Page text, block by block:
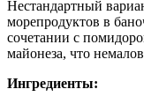
Нестандартный
морепродуктов в
сочетании с
майонеза, что
Ингредиенты: